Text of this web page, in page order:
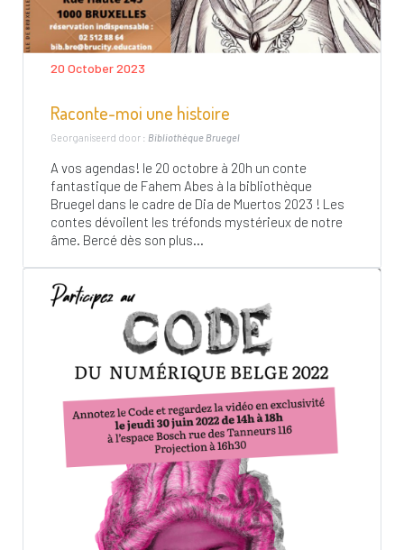
20 October 2023
Raconte-moi une histoire
Georganiseerd door : Bibliothèque Bruegel
A vos agendas! le 20 octobre à 20h un conte
fantastique de Fahem Abes à la bibliothèque
Bruegel dans le cadre de Dia de Muertos 2023 ! Les
contes dévoilent les tréfonds mystérieux de notre
âme. Bercé dès son plus...